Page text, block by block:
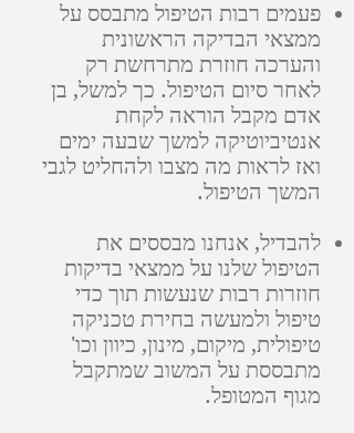
פעמים רבות הטיפול מתבסס על
ממצאי הבדיקה הראשונית
והערכה חוזרת מתרחשת רק
לאחר סיום הטיפול. כך למשל, בן
אדם מקבל הוראה לקחת
אנטיביוטיקה למשך שבעה ימים
ואז לראות מה מצבו ולהחליט לגבי
המשך הטיפול.
להבדיל, אנחנו מבססים את
הטיפול שלנו על ממצאי בדיקות
חוזרות רבות שנעשות תוך כדי
טיפול ולמעשה בחירת טכניקה
טיפולית, מיקום, מינון, כיוון וכו'
מתבססת על המשוב שמתקבל
מגוף המטופל.